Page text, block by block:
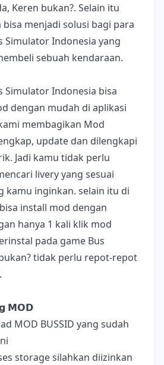
Keren bukan?. Selain itu
bisa menjadi solusi bagi para
Simulator Indonesia yang
sebuah kendaraan.
Simulator Indonesia bisa
dengan mudah di aplikasi
membagikan Mod
update dan dilengkapi
Jadi kamu tidak perlu
livery yang sesuai
kamu inginkan. selain itu di
install mod dengan
hanya 1 kali klik mod
pada game Bus
tidak perlu repot-repot
𝗠𝗢𝗗
MOD BUSSID yang sudah
storage silahkan diizinkan